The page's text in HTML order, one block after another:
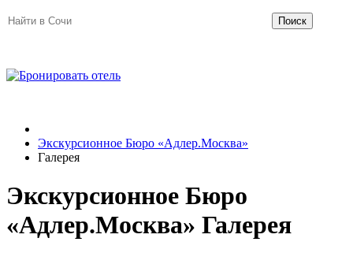
Поиск
Экскурсионное Бюро «Адлер.Москва»
Галерея
Экскурсионное Бюро
«Адлер.Москва» Галерея